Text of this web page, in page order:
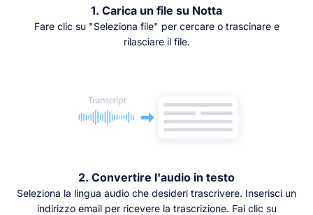
1. Carica un file su Notta
Fare clic su "Seleziona file" per cercare o trascinare e
rilasciare il file.
2. Convertire l'audio in testo
Seleziona la lingua audio che desideri trascrivere. Inserisci un
indirizzo email per ricevere la trascrizione. Fai clic su